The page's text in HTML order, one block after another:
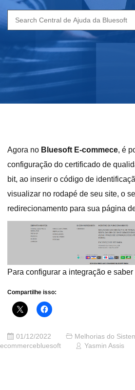
Search
for:
Agora no Bluesoft E-commece, é
configuração do certificado de
bit, ao inserir o código de
visualizar no rodapé de seu site, o
redirecionamento para sua página
Para configurar a integração e saber
Compartilhe isso:
01/12/2022
Melhorias do
ecommercebluesoft
Yasmin Assis